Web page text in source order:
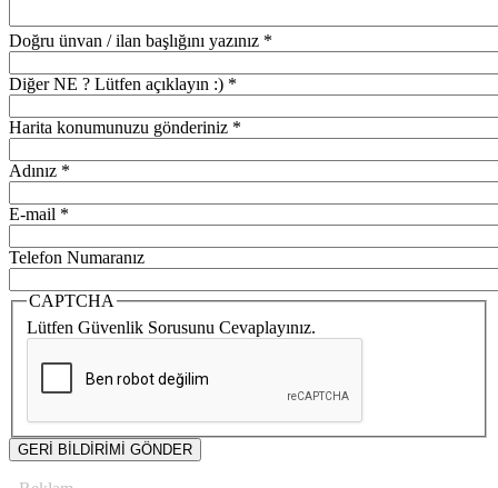
Doğru ünvan / ilan başlığını yazınız *
Diğer NE ? Lütfen açıklayın :) *
Harita konumunuzu gönderiniz *
Adınız *
E-mail *
Telefon Numaranız
CAPTCHA
Lütfen Güvenlik Sorusunu Cevaplayınız.